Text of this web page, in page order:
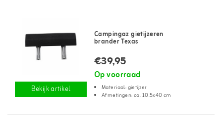
Bekijk artikel
Campingaz gietijzeren
brander Texas
€39,95
Op voorraad
Materiaal: gietijzer
Afmetingen: ca. 10.5x40 cm